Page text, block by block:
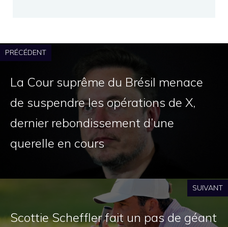
PRÉCÉDENT
La Cour suprême du Brésil menace
de suspendre les opérations de X,
dernier rebondissement d’une
querelle en cours
SUIVANT
Scottie Scheffler fait un pas de géant